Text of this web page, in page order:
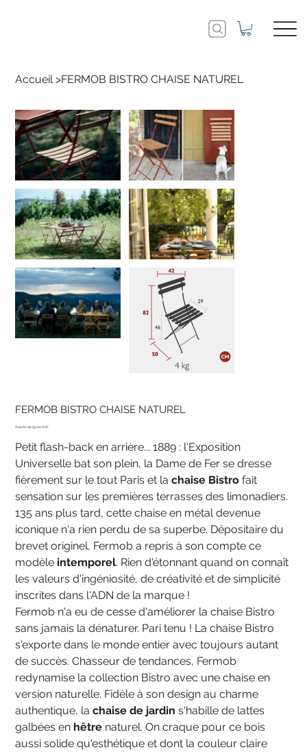
Accueil >FERMOB BISTRO CHAISE NATUREL
FERMOB BISTRO CHAISE NATUREL
Prix 95.00 CHF
Petit flash-back en arrière... 1889 : l'Exposition
Universelle bat son plein, la Dame de Fer se dresse
fièrement sur le tout Paris et lachaise Bistro fait
sensation sur les premières terrasses des limonadiers.
135 ans plus tard, cette chaise en métal devenue
iconique n'a rien perdu de sa superbe. Dépositaire du
brevet originel, Fermob a repris à son compte ce
modèle intemporel. Rien d'étonnant quand on connaît
les valeurs d'ingéniosité, de créativité et de simplicité
inscrites dans l'ADN de la marque !
Fermob n'a eu de cesse d'améliorer la chaise Bistro
sans jamais la dénaturer. Pari tenu ! La chaise Bistro
s'exporte dans le monde entier avec toujours autant
de succès. Chasseur de tendances, Fermob
redynamise la collection Bistro avec une chaise en
version naturelle. Fidèle à son design au charme
authentique, lachaise de jardin s'habille de lattes
galbées en hêtre naturel. On craque pour ce bois
aussi solide qu'esthétique et dont la couleur claire